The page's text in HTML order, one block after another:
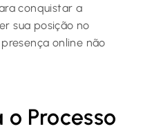
conquistar a
sua posição no
online não
Processo